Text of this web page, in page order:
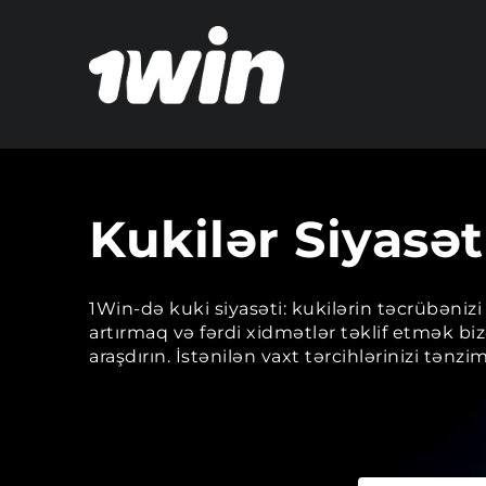
Kukilər
1Win-də kuki siyasəti: kukilərin təcrübənizi
artırmaq və fərdi xidmətlər təklif etmək
araşdırın. İstənilən vaxt tərcihlərinizi